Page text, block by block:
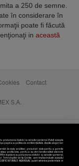
a 250 de semne.
în considerare în
poate fi făcută
in această
Contact
S.A.
prelucrarea datelor cu caracter personal. Puteți accepta
pagina cu politica de confidențialitate. Aceste alegeri vor
de date analitice) prelucram date pentru a permite
sau profilul dvs., pentru a va oferi functionalitati aferente
in legatura cu prelucrarea datelor cu caracter personal.
Tehnologiilor de tip Cookie, care implica inclusiv acceptul
SETARILE INDIVIDUAL” puteti schimba preferintele in